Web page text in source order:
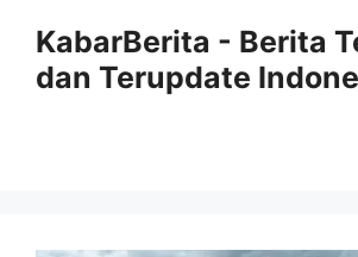
KabarBerita - Berita
dan Terupdate